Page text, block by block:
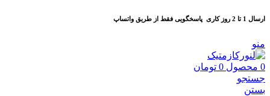
ارسال 1 تا 2 روز کاری پاسخگویی فقط از طریق واتساپ
منو
0 محصول 0 تومان
جستجو
بستن